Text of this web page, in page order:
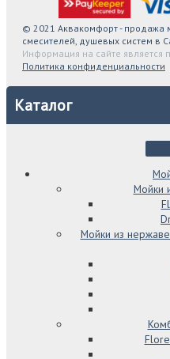
© 2021 Аквакомфорт - продажа
смесителей, душевых систем в
Информация на сайте является
Политика конфиденциальности
Каталог
Мойки
Мойки из